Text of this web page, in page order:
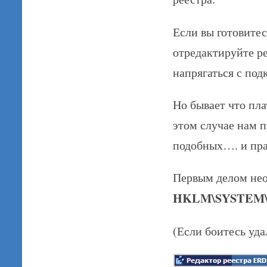
Если вы
отредактируйте
напрягаться с
Но бывает что
этом случае нам
подобных…. и
Первым делом
(Если боитесь